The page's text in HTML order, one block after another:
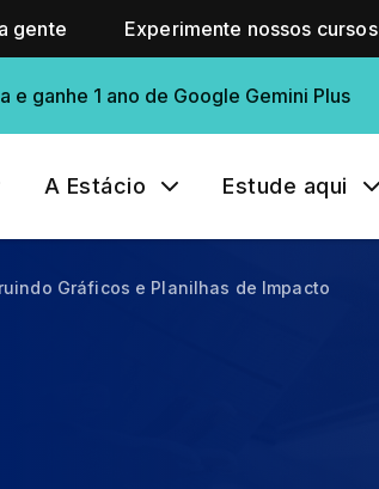
gente Experimente nossos cursos
e ganhe 1 ano de Google Gemini Plus
A Estácio Estude aqui
Gráficos e Planilhas de Impacto